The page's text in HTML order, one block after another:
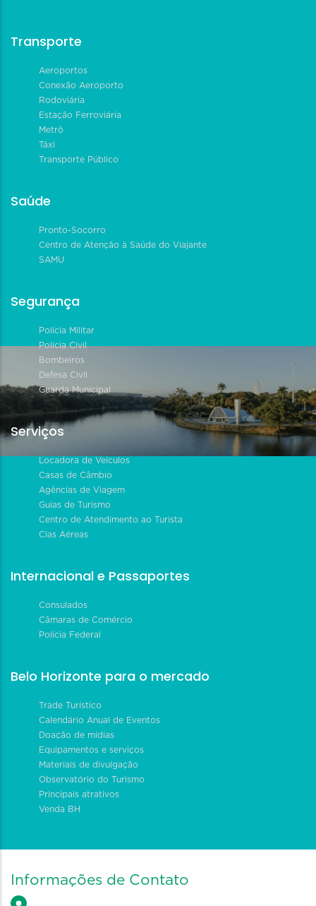
Transporte
Aeroportos
Conexão Aeroporto
Rodoviária
Estação Ferroviária
Metrô
Táxi
Transporte Público
Saúde
Pronto-Socorro
Centro de Atenção à Saúde do Viajante
SAMU
Segurança
Polícia Militar
Polícia Civil
Bombeiros
Defesa Civil
Guarda Municipal
Serviços
Locadora de Veículos
Casas de Câmbio
Agências de Viagem
Guias de Turismo
Centro de Atendimento ao Turista
Cias Aéreas
Internacional e Passaportes
Consulados
Câmaras de Comércio
Polícia Federal
Belo Horizonte para o mercado
Trade Turístico
Calendário Anual de Eventos
Doação de mídias
Equipamentos e serviços
Materiais de divulgação
Observatório do Turismo
Principais atrativos
Venda BH
Informações de Contato